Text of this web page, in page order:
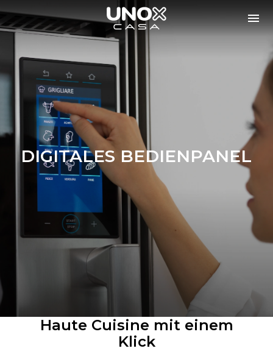
DIGITALES BEDIENPANEL
Haute Cuisine mit einem
Klick